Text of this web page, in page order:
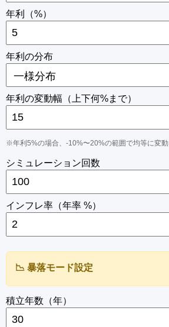
年利（%）
年利の分布
年利の変動幅（上下何%まで）
※年利5%の場合、-10%〜20%の範囲で均等に変動
シミュレーション回数
インフレ率（年率 %）
📉 暴落モード設定
積立年数（年）